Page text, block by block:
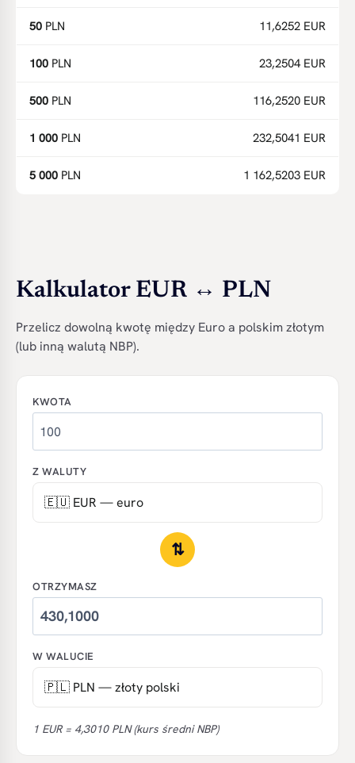
50 PLN 11,6252 EUR
100 PLN 23,2504 EUR
500 PLN 116,2520 EUR
1 000 PLN 232,5041 EUR
5 000 PLN 1 162,5203 EUR
Kalkulator EUR ↔ PLN
Przelicz dowolną kwotę między Euro a polskim złotym
(lub inną walutą NBP).
KWOTA
Z WALUTY
⇅
OTRZYMASZ
W WALUCIE
1 EUR = 4,3010 PLN (kurs średni NBP)